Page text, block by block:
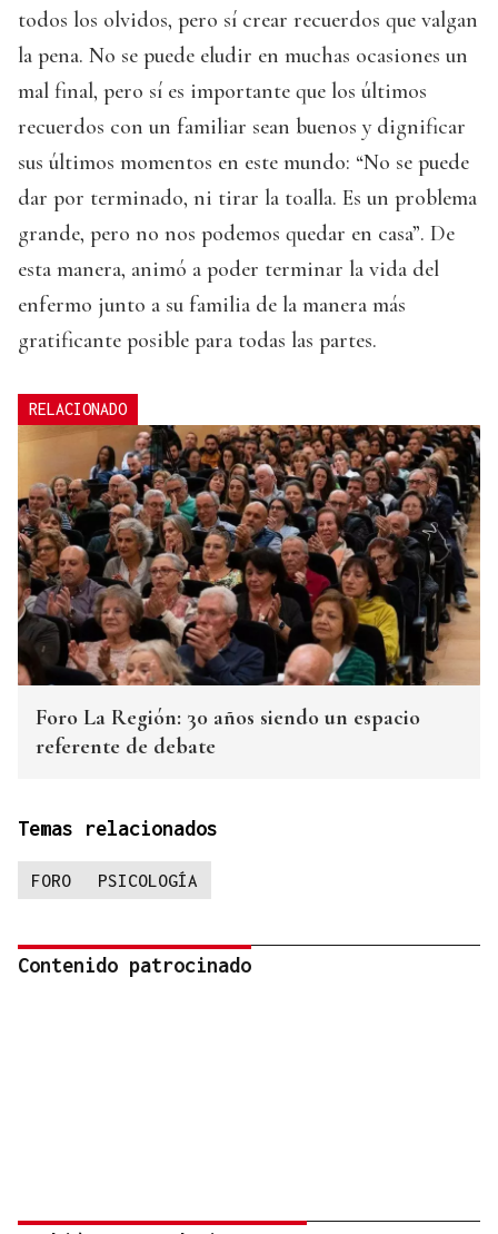
todos los olvidos, pero sí crear recuerdos que valgan
la pena. No se puede eludir en muchas ocasiones un
mal final, pero sí es importante que los últimos
recuerdos con un familiar sean buenos y dignificar
sus últimos momentos en este mundo: “No se puede
dar por terminado, ni tirar la toalla. Es un problema
grande, pero no nos podemos quedar en casa”. De
esta manera, animó a poder terminar la vida del
enfermo junto a su familia de la manera más
gratificante posible para todas las partes.
RELACIONADO
Foro La Región: 30 años siendo un espacio
referente de debate
Temas relacionados
FORO PSICOLOGÍA
Contenido patrocinado